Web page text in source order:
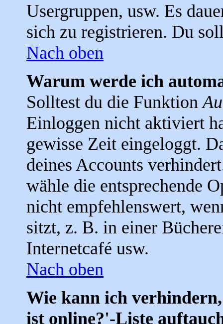
Usergruppen, usw. Es
sich zu registrieren. Du
Nach oben
Warum werde ich
Solltest du die Funktion
Einloggen nicht aktiviert
gewisse Zeit eingeloggt.
deines Accounts
wähle die entsprechende
nicht empfehlenswert,
sitzt, z. B. in einer
Internetcafé usw.
Nach oben
Wie kann ich
ist online?'-Liste